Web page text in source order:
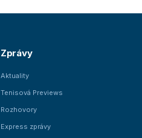
Zprávy
Aktuality
Tenisová Previews
Rozhovory
Express zprávy